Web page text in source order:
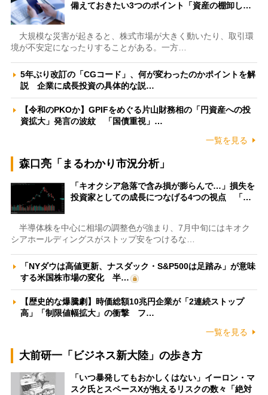
備えておきたい3つのポイント「資産の棚卸し…
大規模な災害が起きると、株式市場が大きく動いたり、取引環
境が不安定になったりすることがある。一方…
5年ぶり改訂の「CGコード」、何が変わったのかポイントを解
説 企業に成長投資の具体的な説…
【令和のPKOか】GPIFをめぐる片山財務相の「円資産への投
資拡大」発言の波紋 「国債重視」…
一覧を見る
森口亮「まるわかり市況分析」
「キオクシア急落で含み損が膨らんで…」損失を
投資家としての成長につなげる4つの視点 「…
半導体株を中心に相場の調整色が強まり、7月中旬にはキオク
シアホールディングスがストップ安をつけるな…
「NYダウは高値更新、ナスダック・S&P500は足踏み」が意味
する米国株市場の変化 半…
【歴史的な爆騰劇】時価総額10兆円企業が「2連続ストップ
高」「制限値幅拡大」の衝撃 フ…
一覧を見る
大前研一「ビジネス新大陸」の歩き方
「いつ暴発してもおかしくはない」イーロン・マ
スク氏とスペースXが抱えるリスクの数々「絶対